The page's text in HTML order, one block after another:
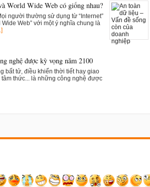
World Wide Web có giống nhau?
người thường sử dụng từ “Internet”
Wide Web” với một ý nghĩa chung là
nghệ được kỳ vọng năm 2100
bất tử, điều khiển thời tiết hay giao
tâm thức... là những công nghệ được